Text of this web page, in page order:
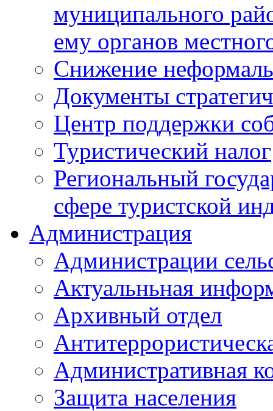
муниципального
ему органов
Снижение
Документы
Центр поддержки
Туристический налог
Региональный
сфере туристской
Администрация
Администрации
Актуальньная
Архивный отдел
Административная
Защита населения